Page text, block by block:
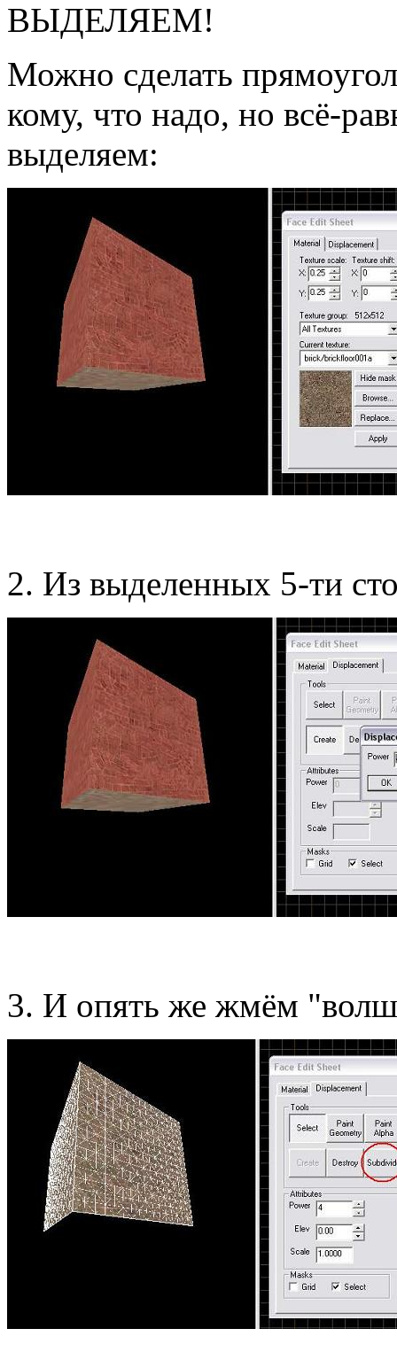
ВЫДЕЛЯЕМ!
Можно сделать
кому, что надо, но всё-
выделяем:
2. Из выделенных 5-ти
3. И опять же жмём